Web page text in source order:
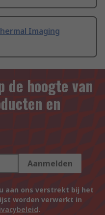
Imaging
de hoogte van
en
Aanmelden
aan ons verstrekt bij het
worden verwerkt in
.